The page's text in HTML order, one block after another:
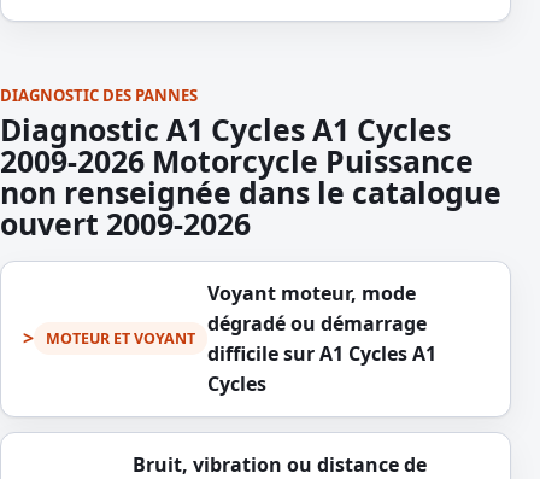
DIAGNOSTIC DES PANNES
Diagnostic A1 Cycles A1 Cycles
2009-2026 Motorcycle Puissance
non renseignée dans le catalogue
ouvert 2009-2026
MOTEUR ET VOYANT
Voyant moteur, mode
dégradé ou démarrage
difficile sur A1 Cycles A1
Cycles
Bruit, vibration ou distance de